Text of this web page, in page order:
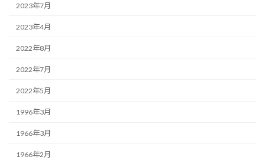
2023年7月
2023年4月
2022年8月
2022年7月
2022年5月
1996年3月
1966年3月
1966年2月